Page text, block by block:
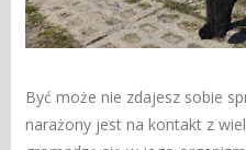
Być może nie zdajesz sobie
narażony jest na kontakt z